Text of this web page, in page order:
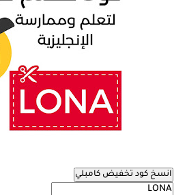
انسخ كود تخفيض كامبلي